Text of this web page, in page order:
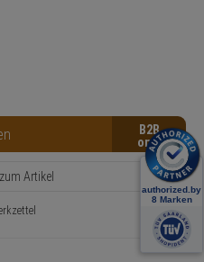
B2B
Artikel